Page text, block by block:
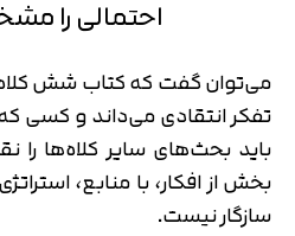
احتمالی را
می‌توان گفت که کتاب شش کلاه
تفکر انتقادی می‌داند و کسی که
باید بحث‌های سایر کلاه‌ها را
بخش از افکار، با منابع،
سازگار نیست.